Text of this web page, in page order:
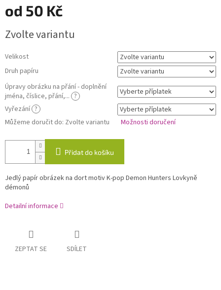
od 50 Kč
cena:
Zvolte variantu
Velikost
Druh papíru
Úpravy obrázku na přání - doplnění
jména, číslice, přání,... ?
Vyřezání ?
Můžeme doručit do: Zvolte variantu Možnosti doručení
Přidat do košíku
Jedlý papír obrázek na dort motiv K-pop Demon Hunters Lovkyně
démonů
Detailní informace
ZEPTAT SE SDÍLET